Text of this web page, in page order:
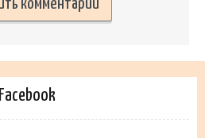
Facebook